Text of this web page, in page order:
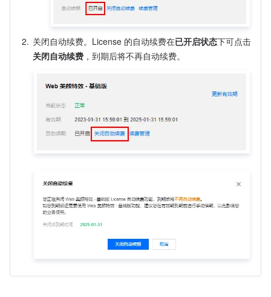
2. 关闭自动续费。License 的自动续费在已开启状态下可点击
关闭自动续费 ，到期后将不再自动续费。